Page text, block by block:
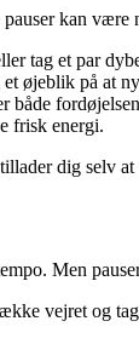
kan være
tag et par
øjeblik på at
frisk energi.
dig selv
Men
vejret og